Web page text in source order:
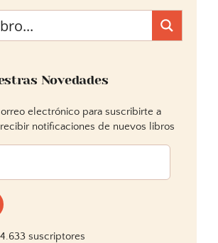
Novedades
electrónico para suscribirte a
notificaciones de nuevos libros
suscriptores